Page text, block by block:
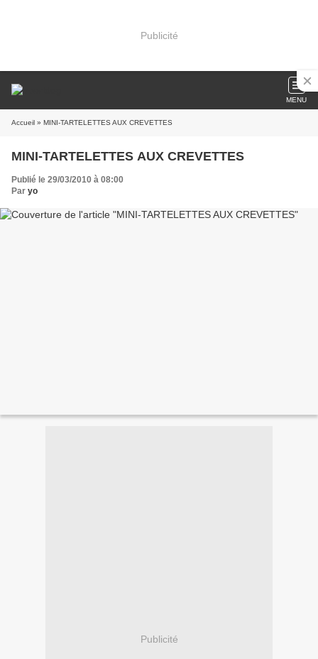
Publicité
MENU
Accueil » MINI-TARTELETTES AUX CREVETTES
MINI-TARTELETTES AUX CREVETTES
Publié le 29/03/2010 à 08:00
Par yo
Publicité